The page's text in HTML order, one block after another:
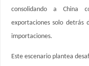
consolidando a China
exportaciones solo detrás
importaciones.
Este escenario plantea